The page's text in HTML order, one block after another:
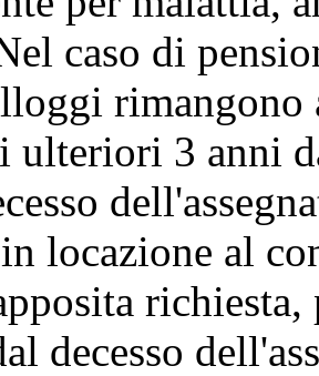
caso di
rimangono
ulteriori 3 anni
in locazione al
decesso